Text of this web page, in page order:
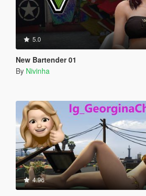
5.0
New Bartender 01
By Nivinha
4.96